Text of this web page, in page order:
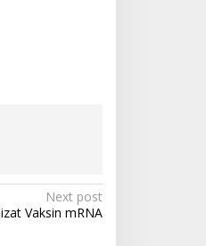
Next post
Vaksin mRNA